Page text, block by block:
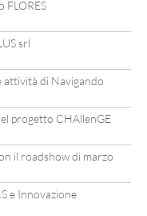
FLORES
srl
attività di Navigando
progetto CHAllenGE
il roadshow di marzo
e Innovazione